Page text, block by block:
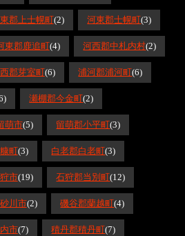
郡上士幌町(2) 河東郡士幌町(3)
東郡鹿追町(4) 河西郡中札内村(2)
郡芽室町(6) 浦河郡浦河町(6)
瀬棚郡今金町(2)
萌市(5) 留萌郡小平町(3)
町(3) 白老郡白老町(3)
市(19) 石狩郡当別町(12)
砂川市(2) 磯谷郡蘭越町(4)
市(7) 積丹郡積丹町(7)